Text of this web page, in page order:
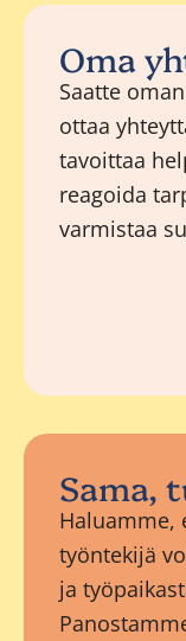
Oma
Saatte
ottaa
tavoittaa
reagoida
varmistaa
Sama,
Haluamme,
työntekijä
ja